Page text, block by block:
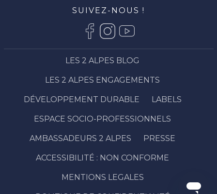
SUIVEZ-NOUS !
LES 2 ALPES BLOG
LES 2 ALPES ENGAGEMENTS
DÉVELOPPEMENT DURABLE LABELS
ESPACE SOCIO-PROFESSIONNELS
AMBASSADEURS 2 ALPES PRESSE
ACCESSIBILITÉ : NON CONFORME
MENTIONS LEGALES